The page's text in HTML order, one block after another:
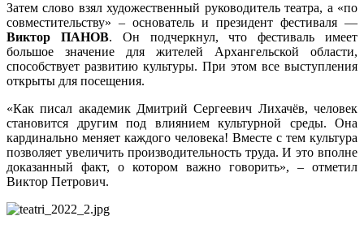
Затем слово взял художественный руководитель театра, а «по
совместительству» – основатель и президент фестиваля —
Виктор ПАНОВ. Он подчеркнул, что фестиваль имеет
большое значение для жителей Архангельской области,
способствует развитию культуры. При этом все выступления
открыты для посещения.
«Как писал академик Дмитрий Сергеевич Лихачёв, человек
становится другим под влиянием культурной среды. Она
кардинально меняет каждого человека! Вместе с тем культура
позволяет увеличить производительность труда. И это вполне
доказанный факт, о котором важно говорить», – отметил
Виктор Петрович.